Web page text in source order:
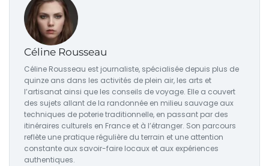
Céline Rousseau
Céline Rousseau est journaliste, spécialisée depuis plus de
quinze ans dans les activités de plein air, les arts et
l’artisanat ainsi que les conseils de voyage. Elle a couvert
des sujets allant de la randonnée en milieu sauvage aux
techniques de poterie traditionnelle, en passant par des
itinéraires culturels en France et à l’étranger. Son parcours
reflète une pratique régulière du terrain et une attention
constante aux savoir-faire locaux et aux expériences
authentiques.